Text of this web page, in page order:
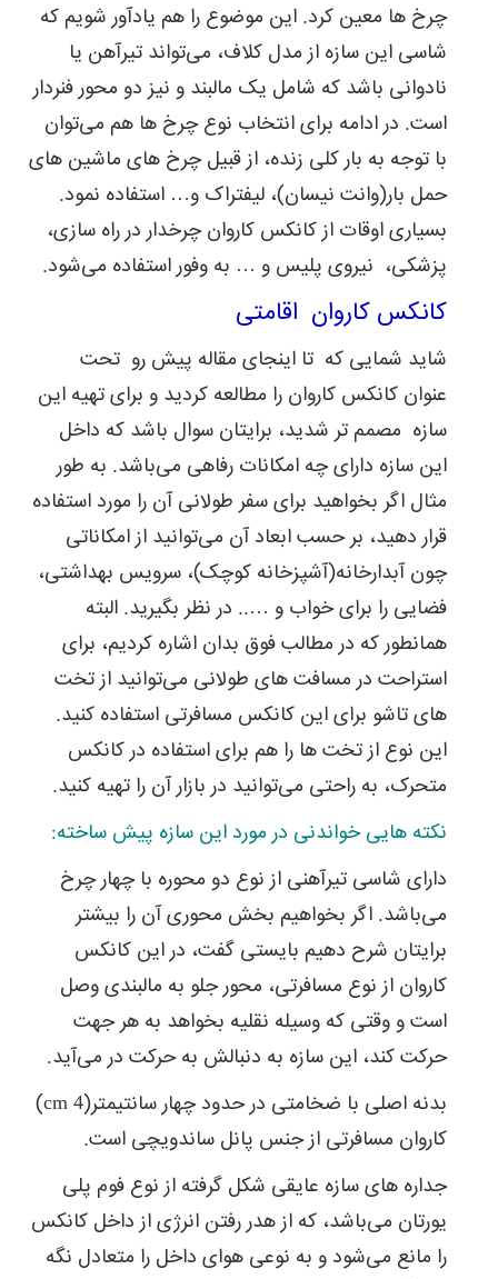
چرخ ها معین کرد. این موضوع را هم یادآور شویم که
شاسی این سازه از مدل کلاف، می‌تواند تیرآهن یا
نادوانی ‌باشد که شامل یک مالبند و نیز دو محور فنردار
است. در ادامه برای انتخاب نوع چرخ ها هم می‌توان
با توجه به بار کلی زنده، از قبیل چرخ های ماشین های
حمل بار(وانت نیسان)، لیفتراک و… استفاده نمود.
بسیاری اوقات از کانکس کاروان چرخدار در راه سازی،
پزشکی، نیروی پلیس و … به وفور استفاده می‌شود.
کانکس کاروان اقامتی
شاید شمایی که تا اینجای مقاله پیش رو تحت
عنوان کانکس کاروان را مطالعه کردید و برای تهیه این
سازه مصمم تر شدید، برایتان سوال باشد که داخل
این سازه دارای چه امکانات رفاهی می‌باشد. به طور
مثال اگر بخواهید برای سفر طولانی آن را مورد استفاده
قرار ‌دهید، بر حسب ابعاد آن می‌توانید از امکاناتی
چون آبدارخانه(آشپزخانه کوچک)، سرویس بهداشتی،
فضایی را برای خواب و ….. در نظر بگیرید. البته
همانطور که در مطالب فوق بدان اشاره کردیم، برای
استراحت در مسافت های طولانی می‌توانید از تخت
های تاشو برای این کانکس مسافرتی استفاده کنید.
این نوع از تخت ها را هم برای استفاده در کانکس
متحرک، به راحتی می‌توانید در بازار آن را تهیه کنید.
نکته هایی خواندنی در مورد این سازه پیش ساخته:
دارای شاسی تیرآهنی از نوع دو محوره با چهار چرخ
می‌باشد. اگر بخواهیم بخش محوری آن را بیشتر
برایتان شرح دهیم بایستی گفت، در این کانکس
کاروان از نوع مسافرتی، محور جلو به مالبندی وصل
است و وقتی که وسیله نقلیه بخواهد به هر جهت
حرکت کند، این سازه به دنبالش به حرکت در می‌آید.
بدنه اصلی با ضخامتی در حدود چهار سانتیمتر(cm 4)
کاروان مسافرتی از جنس پانل ساندویچی است.
جداره های سازه عایقی شکل گرفته از نوع فوم پلی
یورتان می‌باشد، که از هدر رفتن انرژی از داخل کانکس
را مانع می‌شود و به نوعی هوای داخل را متعادل نگه